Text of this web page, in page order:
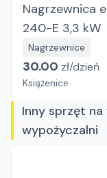
Nagrzewnica
240-E 3,3 kW
Nagrzewnice
30.00 zł/dzień
Książenice
Inny sprzęt
wypożyczalni